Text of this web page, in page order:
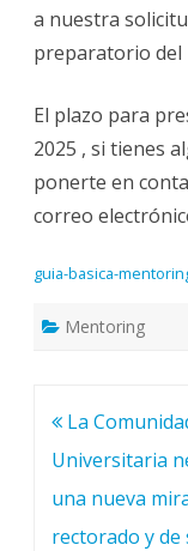
a nuestra
preparatorio
El plazo para
2025 , si tienes
ponerte en
correo
guia-basica-
Mentoring
Navegación
de
entradas
La
Universitaria
una nueva
rectorado y de